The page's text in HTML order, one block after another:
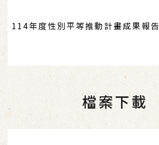
114年度性別平等推動計畫成果報告
檔案下載